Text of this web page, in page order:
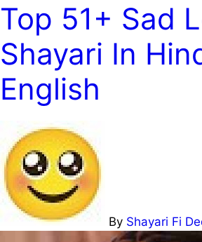
Top 51+ Sad
Shayari In
English
By Shayari Fi